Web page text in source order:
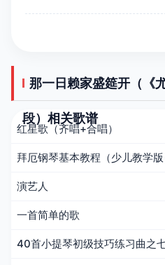
那一日赖家盛筵开（《
段）相关歌谱
红星歌（齐唱+合唱）
拜厄钢琴基本教程（少儿教学
演艺人
一首简单的歌
40首小提琴初级技巧练习曲之